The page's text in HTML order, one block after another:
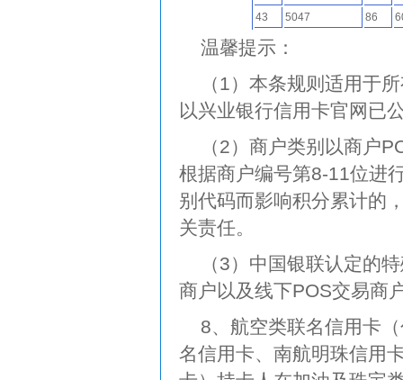
43
5047 86
温馨提示：
（1）本条规则适用于
以兴业银行信用卡官网已
（2）商户类别以商户
根据商户编号第8-11位进
别代码而影响积分累计的
关责任。
（3）中国银联认定的
商户以及线下POS交易商
8、航空类联名信用卡
名信用卡、南航明珠信用